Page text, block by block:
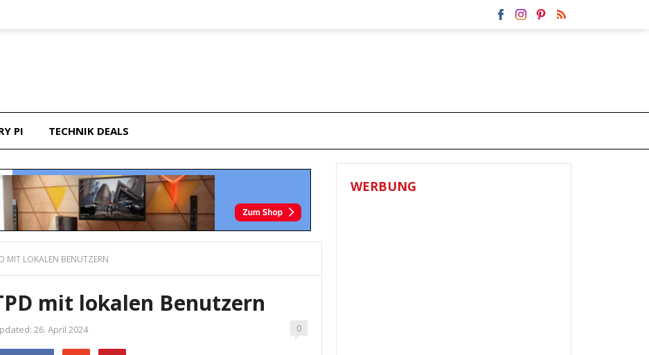
PI TECHNIK DEALS
MIT LOKALEN BENUTZERN
mit lokalen Benutzern
26. April 2024 0
WERBUNG